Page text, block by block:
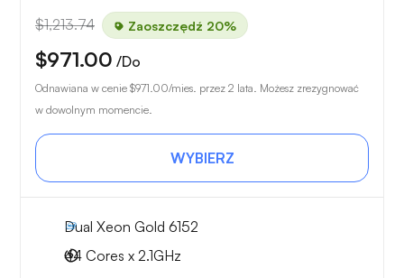
$1,213.74 Zaoszczędź 20%
$971.00 /Do
Odnawiana w cenie $971.00/mies. przez 2 lata. Możesz zrezygnować
w dowolnym momencie.
WYBIERZ
Dual Xeon Gold 6152
44 Cores x 2.1GHz